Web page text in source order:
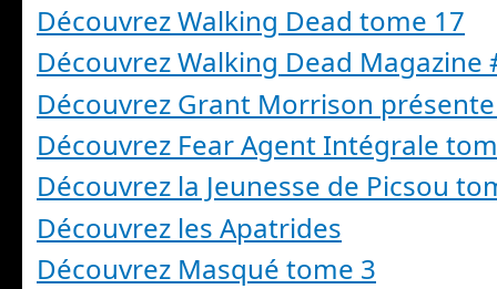
Découvrez Walking Dead tome 17
Découvrez Walking Dead Magazine
Découvrez Grant Morrison
Découvrez Fear Agent Intégrale
Découvrez la Jeunesse de Picsou
Découvrez les Apatrides
Découvrez Masqué tome 3